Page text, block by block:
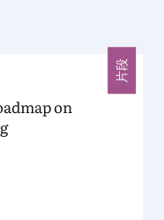
片段
on